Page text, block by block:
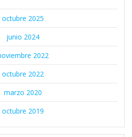
octubre 2025
junio 2024
2022
octubre 2022
marzo 2020
octubre 2019